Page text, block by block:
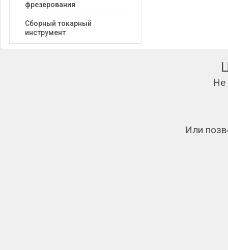
фрезерования
Сборный токарный
инструмент
Не
Или